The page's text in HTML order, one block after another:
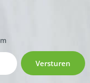
Versturen